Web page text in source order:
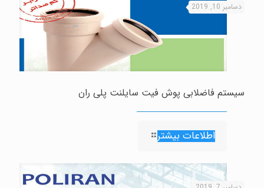
دسامبر 10, 2019
سیستم فاضلابی پوش فیت سایلنت پلی ران
اطلاعات بیشتر